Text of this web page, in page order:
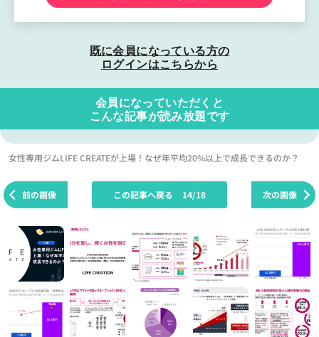
既に会員になっている方の
ログインはこちらから
会員になっていただくと
こんな記事が読み放題です
女性専用ジムLIFE CREATEが上場！なぜ年平均20%以上で成長できるのか？
前の画像 次の画像
この記事へ戻る 14/18